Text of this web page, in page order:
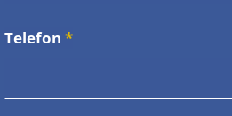
Telefon *